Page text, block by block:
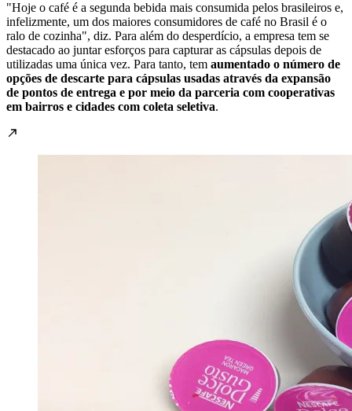
"Hoje o café é a segunda bebida mais consumida pelos brasileiros e,
infelizmente, um dos maiores consumidores de café no Brasil é o
ralo de cozinha", diz. Para além do desperdício, a empresa tem se
destacado ao juntar esforços para capturar as cápsulas depois de
utilizadas uma única vez. Para tanto, tem aumentado o número de
opções de descarte para cápsulas usadas através da expansão
de pontos de entrega e por meio da parceria com cooperativas
em bairros e cidades com coleta seletiva.